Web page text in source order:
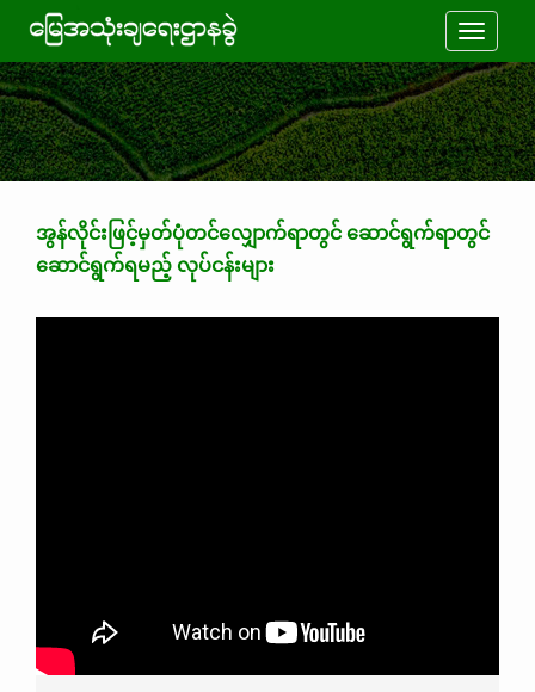
Toggle
အွန်လိုင်းဖြင့်မှတ်ပုံတင်လျှောက်ရာတွင် ဆောင်ရွက်ရာတွင်
ဆောင်ရွက်ရမည့် လုပ်ငန်းများ